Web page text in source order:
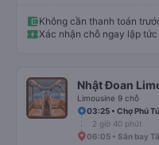
Không cần thanh toán
Xác nhận chỗ ngay lập tức
Nhật Đoan
Limousine 9 chỗ
03:25 • Chợ Phú
2 giờ 40 phút
06:05 • Sân bay